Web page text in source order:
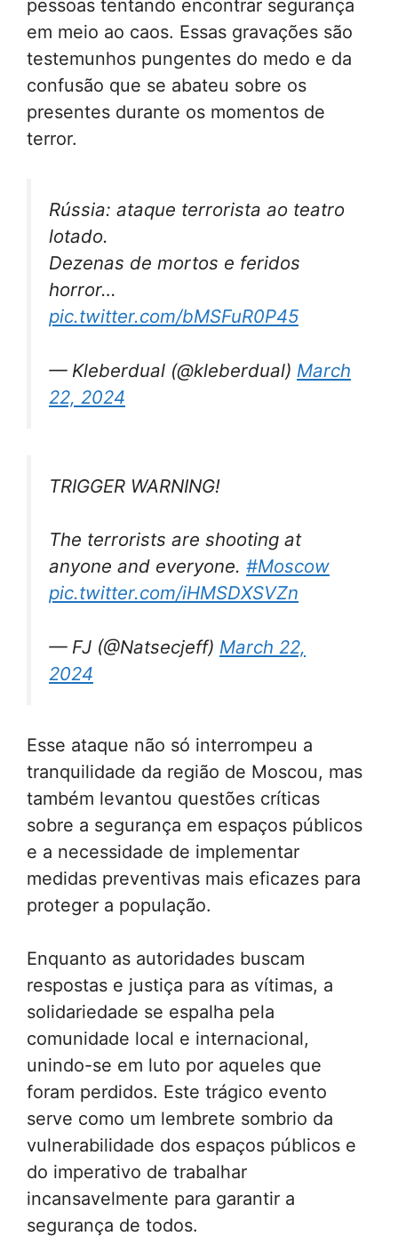
pessoas tentando encontrar segurança
em meio ao caos. Essas gravações são
testemunhos pungentes do medo e da
confusão que se abateu sobre os
presentes durante os momentos de
terror.
Rússia: ataque terrorista ao teatro
lotado.
Dezenas de mortos e feridos
horror…
pic.twitter.com/bMSFuR0P45
— Kleberdual (@kleberdual) March
22, 2024
TRIGGER WARNING!
The terrorists are shooting at
anyone and everyone. #Moscow
pic.twitter.com/iHMSDXSVZn
— FJ (@Natsecjeff) March 22,
2024
Esse ataque não só interrompeu a
tranquilidade da região de Moscou, mas
também levantou questões críticas
sobre a segurança em espaços públicos
e a necessidade de implementar
medidas preventivas mais eficazes para
proteger a população.
Enquanto as autoridades buscam
respostas e justiça para as vítimas, a
solidariedade se espalha pela
comunidade local e internacional,
unindo-se em luto por aqueles que
foram perdidos. Este trágico evento
serve como um lembrete sombrio da
vulnerabilidade dos espaços públicos e
do imperativo de trabalhar
incansavelmente para garantir a
segurança de todos.